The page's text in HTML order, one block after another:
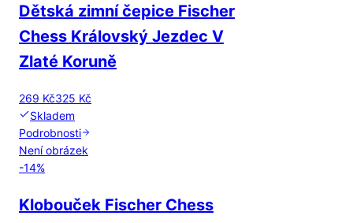
Dětská zimní čepice Fischer
Chess Královský Jezdec V
Zlaté Koruně
269 Kč325 Kč
Skladem
Podrobnosti
Není obrázek
-14%
Klobouček Fischer Chess